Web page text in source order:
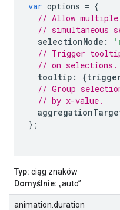
var options = {
// Allow multiple
// simultaneous
selectionMode :
// Trigger
// on selections.
tooltip : {
// Group
// by x-value.
};
Typ: ciąg znaków
Domyślnie: „auto”.
animation.duration